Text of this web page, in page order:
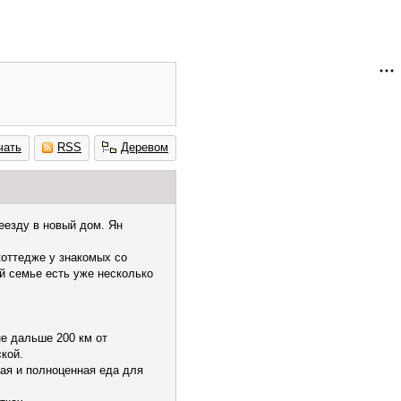
RSS Деревом
в новый дом. Ян
у знакомых со
семье есть уже несколько
дальше 200 км от
и полноценная еда для